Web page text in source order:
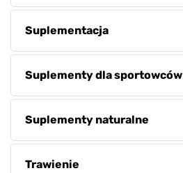
Suplementacja
Suplementy dla sportowców
Suplementy naturalne
Trawienie